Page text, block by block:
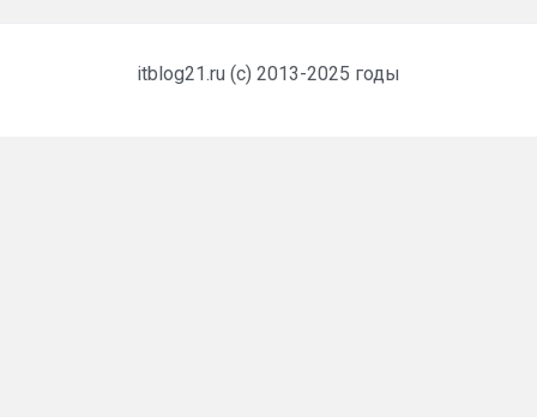
itblog21.ru (c) 2013-2025 годы